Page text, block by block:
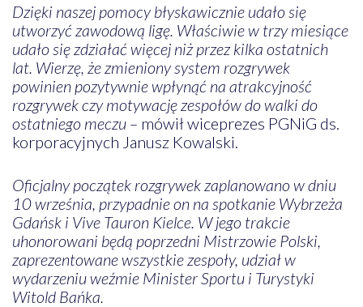
Dzięki naszej pomocy błyskawicznie udało się
utworzyć zawodową ligę. Właściwie w trzy miesiące
udało się zdziałać więcej niż przez kilka ostatnich
lat. Wierzę, że zmieniony system rozgrywek
powinien pozytywnie wpłynąć na atrakcyjność
rozgrywek czy motywację zespołów do walki do
ostatniego meczu – mówił wiceprezes PGNiG ds.
korporacyjnych Janusz Kowalski.
Oficjalny początek rozgrywek zaplanowano w dniu
10 września, przypadnie on na spotkanie Wybrzeża
Gdańsk i Vive Tauron Kielce. W jego trakcie
uhonorowani będą poprzedni Mistrzowie Polski,
zaprezentowane wszystkie zespoły, udział w
wydarzeniu weźmie Minister Sportu i Turystyki
Witold Bańka.